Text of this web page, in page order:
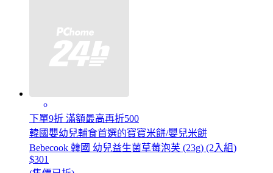
下單9折 滿額最高再折500
韓國嬰幼兒輔食首選的寶寶米餅/嬰兒米餅
Bebecook 韓國 幼兒益生菌草莓泡芙 (23g) (2入組)
$301